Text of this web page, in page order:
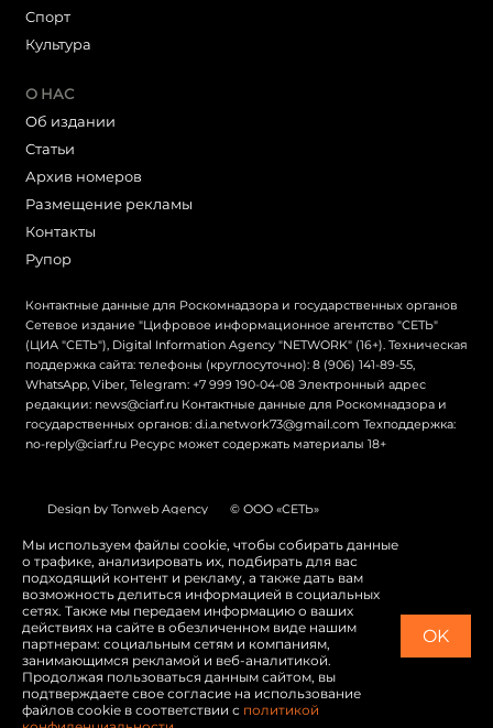
Cпорт
Культура
О НАС
Об издании
Статьи
Архив номеров
Размещение рекламы
Контакты
Рупор
Контактные данные для Роскомнадзора и государственных органов
Сетевое издание "Цифровое информационное агентство "СЕТЬ"
(ЦИА "СЕТЬ"), Digital Information Agency "NETWORK" (16+). Техническая
поддержка сайта: телефоны (круглосуточно): 8 (906) 141-89-55,
WhatsApp, Viber, Telegram: +7 999 190-04-08 Электронный адрес
редакции: news@ciarf.ru Контактные данные для Роскомнадзора и
государственных органов: d.i.a.network73@gmail.com Техподдержка:
no-reply@ciarf.ru Ресурс может содержать материалы 18+
Design by Tonweb Agency © ООО «СЕТЬ»
Политика конфиденциальности Карта сайта
Switch to English
Мы используем файлы cookie, чтобы собирать данные
о трафике, анализировать их, подбирать для вас
подходящий контент и рекламу, а также дать вам
возможность делиться информацией в социальных
сетях. Также мы передаем информацию о ваших
действиях на сайте в обезличенном виде нашим
партнерам: социальным сетям и компаниям,
занимающимся рекламой и веб-аналитикой.
Продолжая пользоваться данным сайтом, вы
подтверждаете свое согласие на использование
файлов cookie в соответствии с политикой
OK